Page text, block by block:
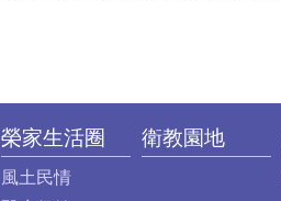
榮家生活圈
風土民情
衛教園地